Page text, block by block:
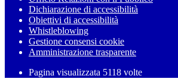
Dichiarazione di accessibilità
Obiettivi di accessibilità
Whistleblowing
Gestione consensi cookie
Amministrazione trasparente
Pagina visualizzata 5118 volte